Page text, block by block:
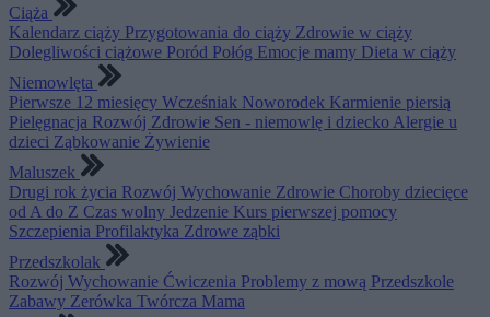
Ciąża
Kalendarz ciąży Przygotowania do ciąży Zdrowie w ciąży
Dolegliwości ciążowe Poród Połóg Emocje mamy Dieta w ciąży
Niemowlęta
Pierwsze 12 miesięcy Wcześniak Noworodek Karmienie piersią
Pielęgnacja Rozwój Zdrowie Sen - niemowlę i dziecko Alergie u
dzieci Ząbkowanie Żywienie
Maluszek
Drugi rok życia Rozwój Wychowanie Zdrowie Choroby dziecięce
od A do Z Czas wolny Jedzenie Kurs pierwszej pomocy
Szczepienia Profilaktyka Zdrowe ząbki
Przedszkolak
Rozwój Wychowanie Ćwiczenia Problemy z mową Przedszkole
Zabawy Zerówka Twórcza Mama